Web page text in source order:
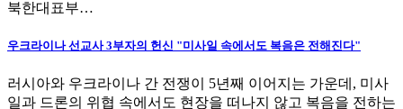
북한대표부…
우크라이나 선교사 3부자의 헌신 "미사일 속에서도 복음은 전해진다"
러시아와 우크라이나 간 전쟁이 5년째 이어지는 가운데, 미사
일과 드론의 위협 속에서도 현장을 떠나지 않고 복음을 전하는